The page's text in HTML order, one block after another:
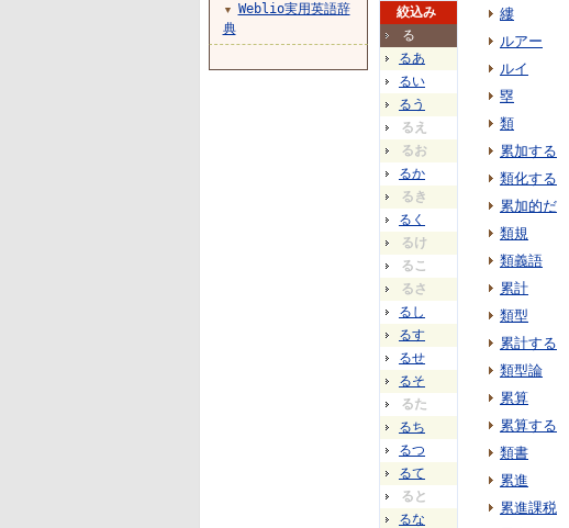
絞込み
る
るあ
るい
るう
るえ
るお
るか
るき
るく
るけ
るこ
るさ
るし
るす
るせ
るそ
るた
るち
るつ
るて
ると
るな
縷
ルアー
ルイ
塁
類
累加する
類化する
累加的だ
類規
類義語
累計
類型
累計する
類型論
累算
累算する
類書
累進
累進課税
▼
Weblio実用英語辞
典